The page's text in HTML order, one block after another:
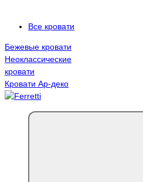
Все кровати
Бежевые кровати
Неоклассические
кровати
Кровати Ар-деко